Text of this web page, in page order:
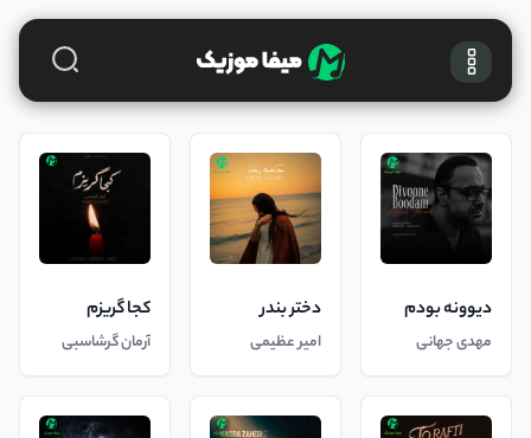
دیوونه بودم
مهدی جهانی
دختر بندر
امیر عظیمی
کجا گریزم
آرمان گرشاسبی